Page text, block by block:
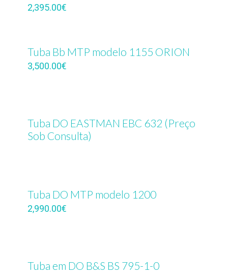
2,395.00€
Tuba Bb MTP modelo 1155 ORION
3,500.00€
Tuba DO EASTMAN EBC 632 (Preço
Sob Consulta)
Tuba DO MTP modelo 1200
2,990.00€
Tuba em DO B&S BS 795-1-0